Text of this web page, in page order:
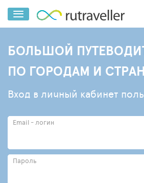
БОЛЬШОЙ
ПО ГОРОДАМ И
Вход в личный кабинет
Email - логин
Пароль